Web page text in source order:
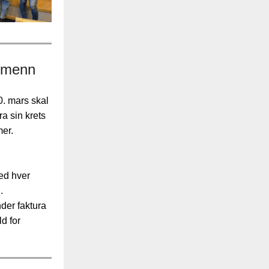
mars skal
sin krets
hver
faktura
for